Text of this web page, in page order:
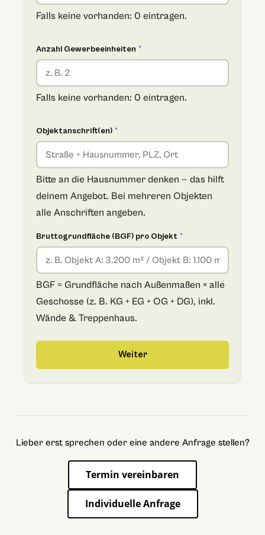
Falls keine vorhanden: 0 eintragen.
Anzahl Gewerbeeinheiten *
Falls keine vorhanden: 0 eintragen.
Objektanschrift(en) *
Bitte an die Hausnummer denken — das hilft
deinem Angebot. Bei mehreren Objekten
alle Anschriften angeben.
Bruttogrundfläche (BGF) pro Objekt *
BGF = Grundfläche nach Außenmaßen × alle
Geschosse (z. B. KG + EG + OG + DG), inkl.
Wände & Treppenhaus.
Weiter
Lieber erst sprechen oder eine andere Anfrage stellen?
Termin vereinbaren
Individuelle Anfrage